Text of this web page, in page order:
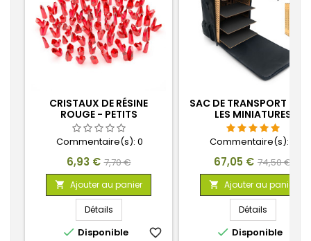
CRISTAUX DE RÉSINE
ROUGE - PETITS
Commentaire(s): 0
Prix
6,93 € Prix
de
base
7,70 €
 Ajouter au panier
Détails
 Disponible favorite_border
SAC DE TRANSPORT
LES MINIATURES
Commentaire(s):
Prix
67,05 € Prix
de
base
74,50 €
 Ajouter au panier
Détails
 Disponible